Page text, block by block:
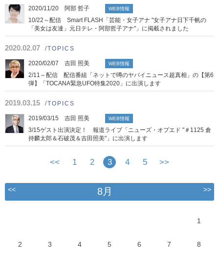
2020/11/20 阿部 哲子 WEB情報
10/22～配信 Smart FLASH「芸能・女子アナ "女子アナ日下千帆の
「美女は友達」元日テレ・阿部哲子アナ"」に掲載されました
2020.02.07 /TOPICS
2020/02/07 吉田 照美 WEB情報
2/11～配信 配信番組「ネットで噂のヤバイニュース超真相」の【第6
弾】「TOCANA緊急UFO特集2020」に出演します
2019.03.15 /TOPICS
2019/03/15 吉田 照美 WEB情報
3/15ゲスト出演決定！ 報道ライブ「ニューズ・オプエド "＃1125 倉
持麟太郎＆石破茂＆吉田照美"」に出演します
<< 1 2 3 4 5 >>
<< 8月 >>
1
2 3 4 5 6 7 8